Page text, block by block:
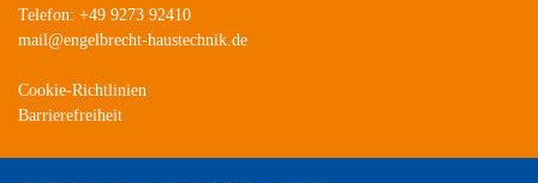
Telefon: +49 9273 92410
mail@engelbrecht-haustechnik.de
Cookie-Richtlinien
Barrierefreiheit